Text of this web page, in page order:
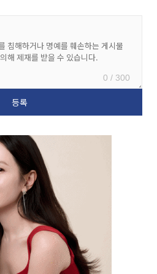
0 / 300